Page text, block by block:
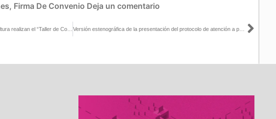
, Firma De Convenio Deja un comentario